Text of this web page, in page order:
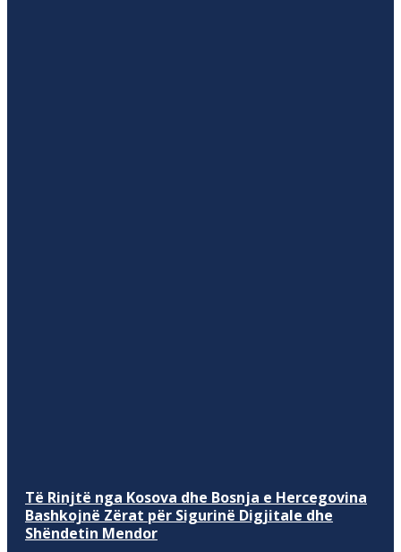
Të Rinjtë nga Kosova dhe Bosnja e Hercegovina
Bashkojnë Zërat për Sigurinë Digjitale dhe
Shëndetin Mendor